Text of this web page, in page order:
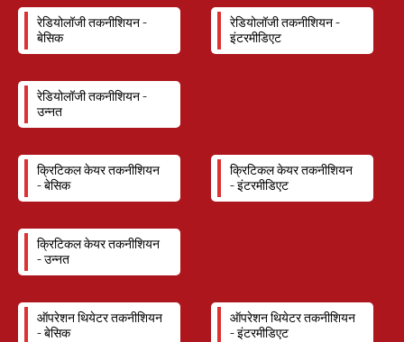
रेडियोलॉजी तकनीशियन -
बेसिक
रेडियोलॉजी तकनीशियन -
इंटरमीडिएट
रेडियोलॉजी तकनीशियन -
उन्नत
क्रिटिकल केयर तकनीशियन
- बेसिक
क्रिटिकल केयर तकनीशियन
- इंटरमीडिएट
क्रिटिकल केयर तकनीशियन
- उन्नत
ऑपरेशन थियेटर तकनीशियन
- बेसिक
ऑपरेशन थियेटर तकनीशियन
- इंटरमीडिएट